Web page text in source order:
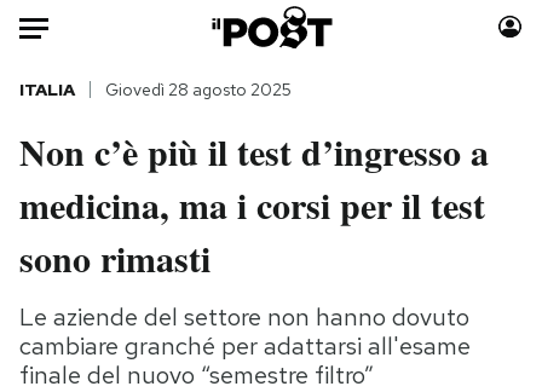
Auto
HOME
Italia
Politica
Tecnologia
Internet
Scienza
Moda
Storie/Idee
Ok Boomer!
Media
ITALIA Giovedì 28 agosto 2025
Non c’è più il test d’ingresso a
medicina, ma i corsi per il test
sono rimasti
Le aziende del settore non hanno dovuto
cambiare granché per adattarsi all'esame
finale del nuovo “semestre filtro”